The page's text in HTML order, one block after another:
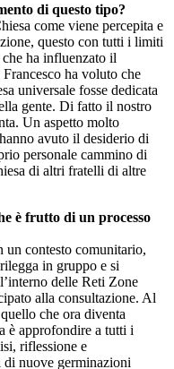
di questo tipo?
come viene percepita e
questo con tutti i limiti
ha influenzato il
ha voluto che
universale fosse dedicata
gente. Di fatto il nostro
Un aspetto molto
avuto il desiderio di
personale cammino di
di altri fratelli di altre
è frutto di un processo
un contesto comunitario,
in gruppo e si
delle Reti Zone
alla consultazione. Al
che ora diventa
è approfondire a tutti i
riflessione e
nuove germinazioni